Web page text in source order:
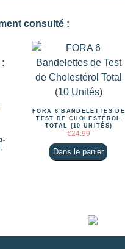
consulté :
FORA 6 BANDELETTES DE
TEST DE CHOLESTÉROL
TOTAL (10 UNITÉS)
€24.99
Dans le panier